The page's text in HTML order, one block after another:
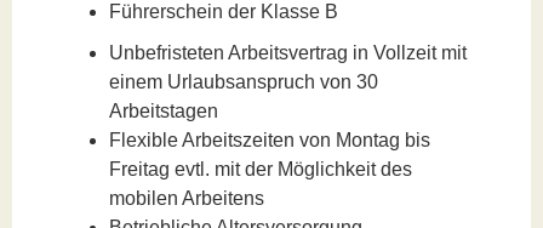
Führerschein der Klasse B
Unbefristeten Arbeitsvertrag in Vollzeit mit
einem Urlaubsanspruch von 30
Arbeitstagen
Flexible Arbeitszeiten von Montag bis
Freitag evtl. mit der Möglichkeit des
mobilen Arbeitens